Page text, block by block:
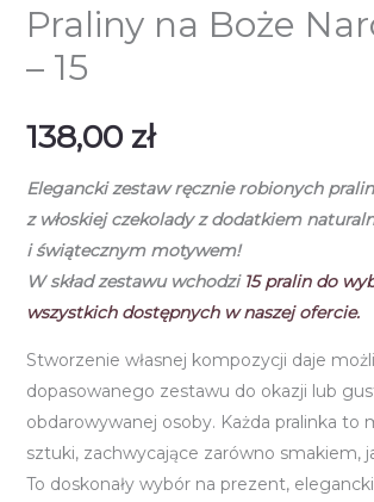
Praliny na Boże
– 15
138,00 zł
Elegancki zestaw ręcznie robionych
z włoskiej czekoladyz dodatkiem
i świątecznym motywem!
W skład zestawu wchodzi15pralin do
wszystkich dostępnych w naszej ofercie.
Stworzenie własnej kompozycji daje
dopasowanego zestawu do okazji lub
obdarowywanej osoby. Każda pralinka to
sztuki, zachwycające zarówno smakiem,
To doskonały wybór na prezent,